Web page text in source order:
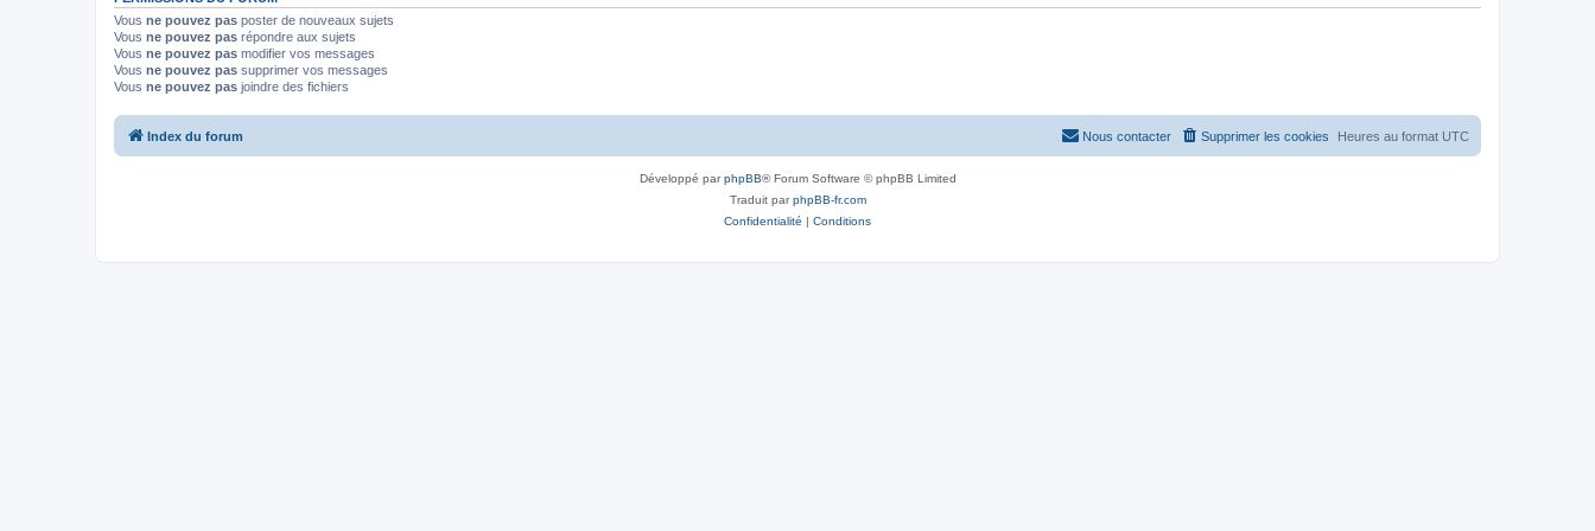
Vous ne pouvez pas poster de nouveaux sujets
Vous ne pouvez pas répondre aux sujets
Vous ne pouvez pas modifier vos messages
Vous ne pouvez pas supprimer vos messages
Vous ne pouvez pas joindre des fichiers
Index du forum Heures au format UTC
Supprimer les cookies
Nous contacter
Développé parphpBB® Forum Software © phpBB Limited
Traduit parphpBB-fr.com
Confidentialité | Conditions